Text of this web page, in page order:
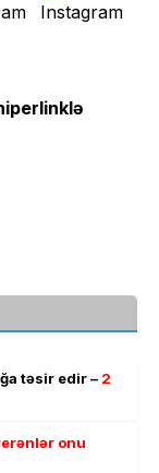
təsir edir – 2
onu